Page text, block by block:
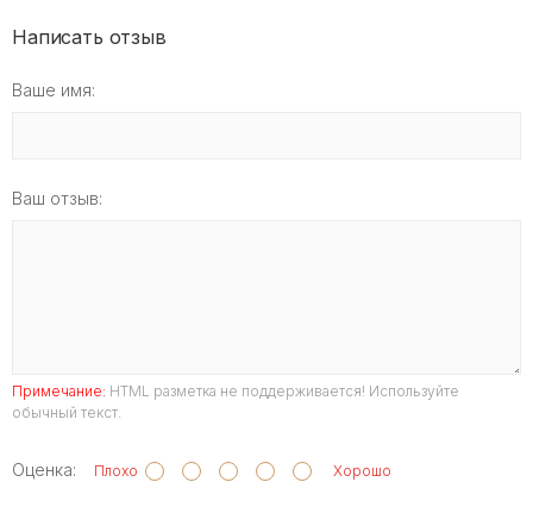
Написать отзыв
Ваше имя:
Ваш отзыв:
Примечание: HTML разметка не поддерживается! Используйте
обычный текст.
Оценка: Плохо Хорошо